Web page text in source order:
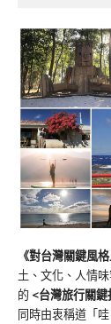
《對台灣關鍵風格
土、文化、人情
的 <台灣旅行關鍵
同時由衷稱道「